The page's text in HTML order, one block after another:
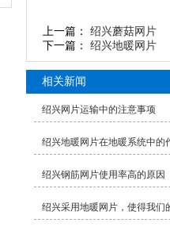
上一篇： 绍兴蘑菇网片
下一篇： 绍兴地暖网片
相关新闻
绍兴网片运输中的注意事项
绍兴地暖网片在地暖系统中的
绍兴钢筋网片使用率高的原因
绍兴采用地暖网片，使得我们